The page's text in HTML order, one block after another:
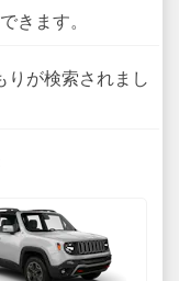
きます。
りが検索されまし